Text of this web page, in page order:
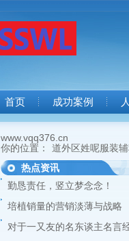
首页 成功案例
www.vqq376.cn
你的位置：
道外区姓呢服装
热点资讯
勤恳责任，竖立梦念念！
培植销量的营销淡薄与战略
对于一又友的名东谈主名言